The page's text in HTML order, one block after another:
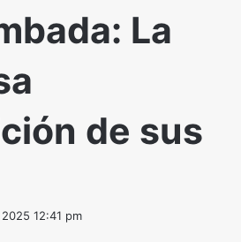
La
de sus
12:41 pm